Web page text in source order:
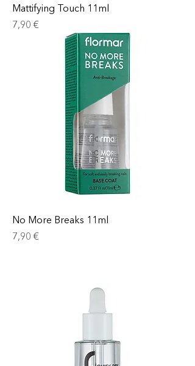
Mattifying Touch 11ml
Prix
7,90 €
No More Breaks 11ml
Prix
7,90 €